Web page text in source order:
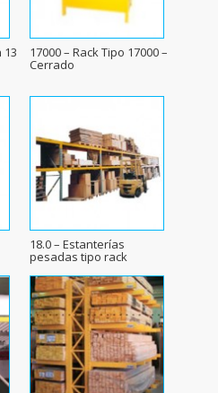
13 17000 – Rack Tipo 17000 –
Cerrado
18.0 – Estanterías
pesadas tipo rack